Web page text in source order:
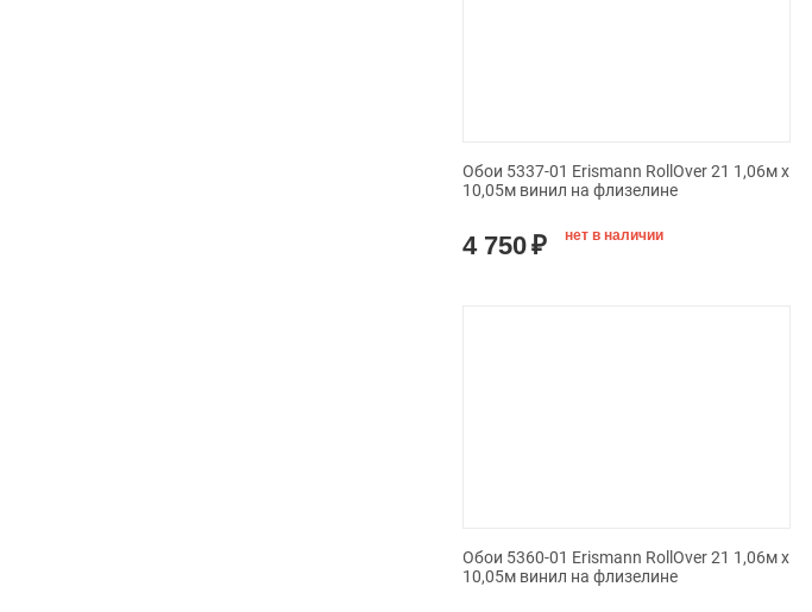
Обои 5337-01 Erismann RollOver 21 1,06м х
10,05м винил на флизелине
4 750₽ нет в наличии
Обои 5360-01 Erismann RollOver 21 1,06м х
10,05м винил на флизелине